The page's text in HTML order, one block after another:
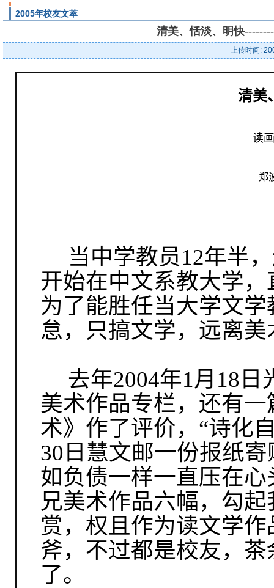
2005年校友文萃
清美、恬淡、明快
上传时间:
清美
——读画
郑
当中学教员12年半
开始在中文系教大学，
为了能胜任当大学文
怠，只搞文学，远离美
去年2004年1月 18 日
美术作品专栏，还有
术》作了评价，“诗化
30 日慧文邮一份报纸
如负债一样一直压在
兄美术作品六幅，勾
赏，权且作为读文学
斧，不过都是校友，
了。